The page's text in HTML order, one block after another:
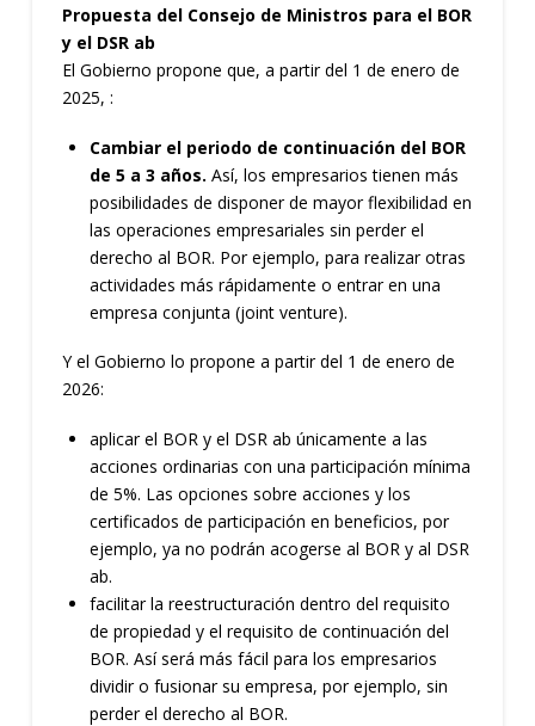
Propuesta del Consejo de Ministros para el BOR
y el DSR ab
El Gobierno propone que, a partir del 1 de enero de
2025, :
Cambiar el periodo de continuación del BOR
de 5 a 3 años. Así, los empresarios tienen más
posibilidades de disponer de mayor flexibilidad en
las operaciones empresariales sin perder el
derecho al BOR. Por ejemplo, para realizar otras
actividades más rápidamente o entrar en una
empresa conjunta (joint venture).
Y el Gobierno lo propone a partir del 1 de enero de
2026:
aplicar el BOR y el DSR ab únicamente a las
acciones ordinarias con una participación mínima
de 5%. Las opciones sobre acciones y los
certificados de participación en beneficios, por
ejemplo, ya no podrán acogerse al BOR y al DSR
ab.
facilitar la reestructuración dentro del requisito
de propiedad y el requisito de continuación del
BOR. Así será más fácil para los empresarios
dividir o fusionar su empresa, por ejemplo, sin
perder el derecho al BOR.